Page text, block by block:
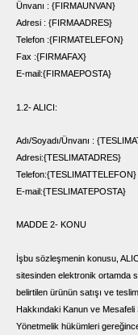
Ünvanı : {FIRMAUNVAN}
Adresi :{FIRMAADRES}
Telefon :{FIRMATELEFON}
Fax :{FIRMAFAX}
E-mail:{FIRMAEPOSTA}
1.2- ALICI:
Adı/Soyadı/Ünvanı :
Adresi:{TESLIMATADRES}
Telefon:{TESLIMATTELEFON}
E-mail:{TESLIMATEPOSTA}
MADDE 2- KONU
İşbu sözleşmenin konusu,
sitesinden elektronik ortamda
belirtilen ürünün satışı ve
Hakkındaki Kanun ve
Yönetmelik hükümleri